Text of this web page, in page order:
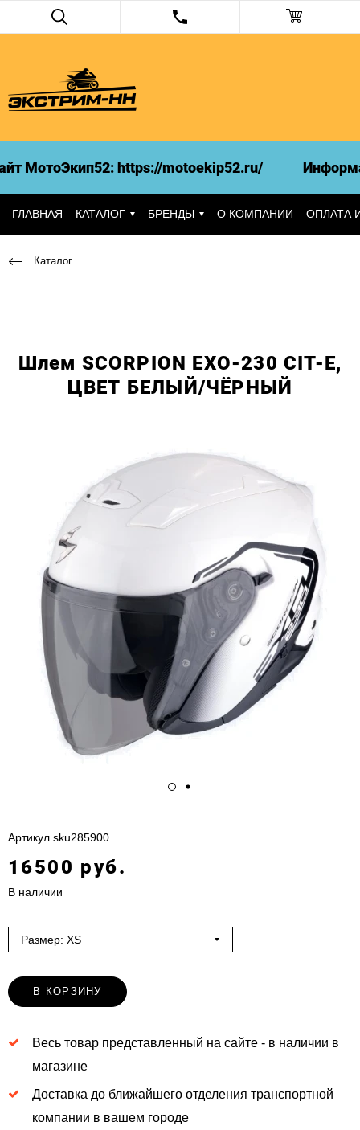
МотоЭкип52: https://motoekip52.ru/
ГЛАВНАЯ КАТАЛОГ БРЕНДЫ О КОМПАНИИ ОПЛАТА
Каталог
Шлем SCORPION EXO-230 CIT-E,
ЦВЕТ БЕЛЫЙ/ЧЁРНЫЙ
Артикул sku285900
16500 руб.
В наличии
Размер: XS
В КОРЗИНУ
Весь товар представленный на сайте - в наличии в
магазине
Доставка до ближайшего отделения транспортной
компании в вашем городе